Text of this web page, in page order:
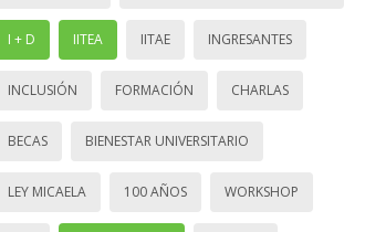
I + D IITEA IITAE INGRESANTES
INCLUSIÓN FORMACIÓN CHARLAS
BECAS BIENESTAR UNIVERSITARIO
LEY MICAELA 100 AÑOS WORKSHOP